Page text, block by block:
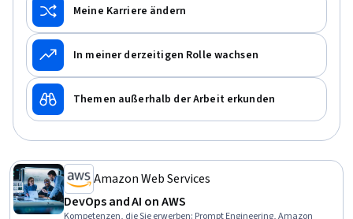
Meine Karriere ändern
In meiner derzeitigen Rolle wachsen
Themen außerhalb der Arbeit erkunden
Amazon Web Services
DevOps and AI on AWS
Kompetenzen, die Sie erwerben: Prompt Engineering, Amazon